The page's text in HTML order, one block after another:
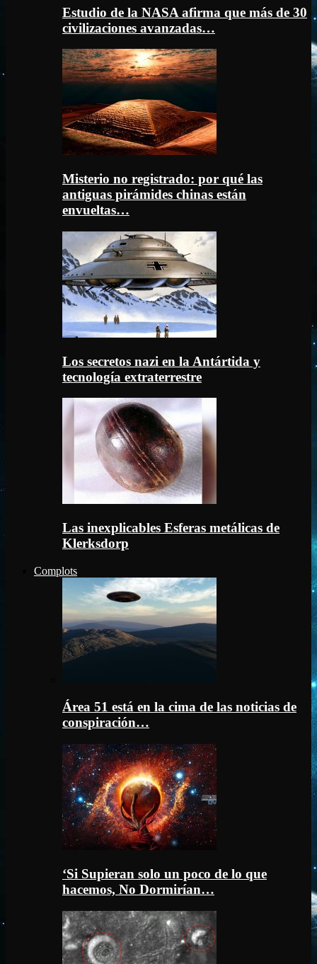
Estudio de la NASA afirma que más de 30
civilizaciones avanzadas…
Misterio no registrado: por qué las
antiguas pirámides chinas están
envueltas…
Los secretos nazi en la Antártida y
tecnología extraterrestre
Las inexplicables Esferas metálicas de
Klerksdorp
Complots
Área 51 está en la cima de las noticias de
conspiración…
‘Si Supieran solo un poco de lo que
hacemos, No Dormirían…